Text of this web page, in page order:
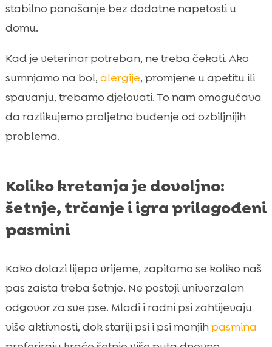
stabilno ponašanje bez dodatne napetosti u
domu.
Kad je veterinar potreban, ne treba čekati. Ako
sumnjamo na bol, alergije, promjene u apetitu ili
spavanju, trebamo djelovati. To nam omogućava
da razlikujemo proljetno buđenje od ozbiljnijih
problema.
Koliko kretanja je dovoljno:
šetnje, trčanje i igra prilagođeni
pasmini
Kako dolazi lijepo vrijeme, zapitamo se koliko naš
pas zaista treba šetnje. Ne postoji univerzalan
odgovor za sve pse. Mladi i radni psi zahtijevaju
više aktivnosti, dok stariji psi i psi manjihpasmina